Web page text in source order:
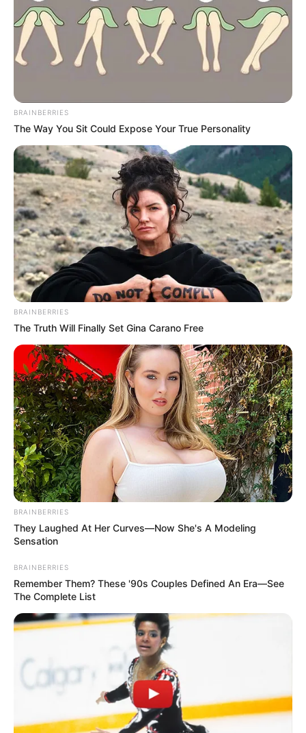
BRAINBERRIES
The Way You Sit Could Expose Your True Personality
BRAINBERRIES
The Truth Will Finally Set Gina Carano Free
BRAINBERRIES
They Laughed At Her Curves—Now She's A Modeling
Sensation
BRAINBERRIES
Remember Them? These '90s Couples Defined An Era—See
The Complete List